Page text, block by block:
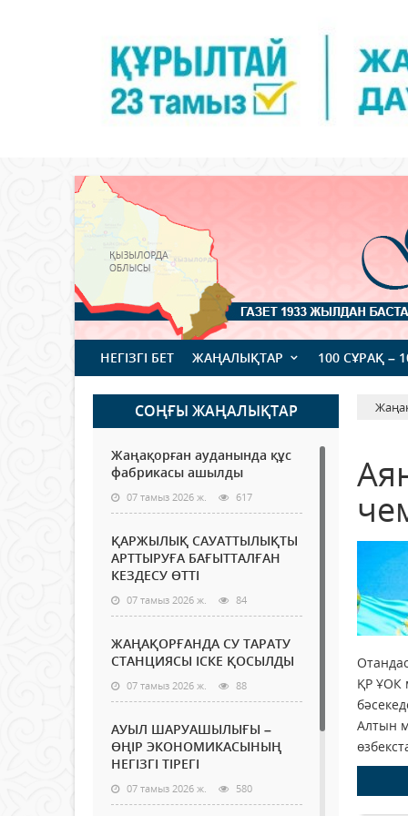
НЕГІЗГІ БЕТ ЖАҢАЛЫҚТАР 100 СҰРАҚ –
СОҢҒЫ ЖАҢАЛЫҚТАР
Жаңақорған ауданында құс
фабрикасы ашылды
07 тамыз 2026 ж. 617
ҚАРЖЫЛЫҚ САУАТТЫЛЫҚТЫ
АРТТЫРУҒА БАҒЫТТАЛҒАН
КЕЗДЕСУ ӨТТІ
07 тамыз 2026 ж. 84
ЖАҢАҚОРҒАНДА СУ ТАРАТУ
СТАНЦИЯСЫ ІСКЕ ҚОСЫЛДЫ
07 тамыз 2026 ж. 88
АУЫЛ ШАРУАШЫЛЫҒЫ –
ӨҢІР ЭКОНОМИКАСЫНЫҢ
НЕГІЗГІ ТІРЕГІ
07 тамыз 2026 ж. 580
ҚР ҰОК
Алтын